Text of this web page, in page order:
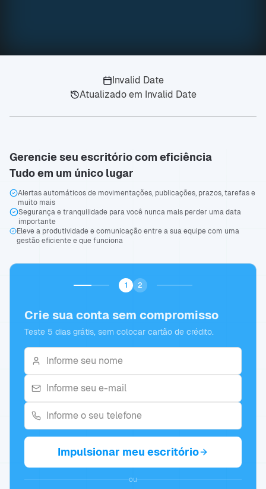
Invalid Date
Atualizado em Invalid Date
Gerencie seu escritório com eficiência
Tudo em um único lugar
Alertas automáticos de movimentações, publicações, prazos, tarefas e
muito mais
Segurança e tranquilidade para você nunca mais perder uma data
importante
Eleve a produtividade e comunicação entre a sua equipe com uma
gestão eficiente e que funciona
1 2
Crie sua conta sem compromisso
Teste 5 dias grátis, sem colocar cartão de crédito.
Impulsionar meu escritório
ou